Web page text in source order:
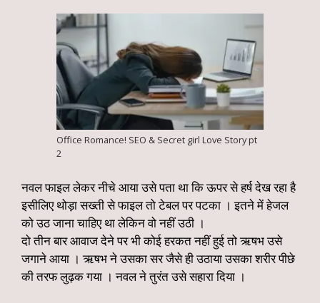
Office Romance! SEO & Secret girl Love Story pt
2
नवल फाइल लेकर नीचे आया उसे पता था कि ऊपर से हर्ष देख रहा है
इसीलिए थोड़ा सख्ती से फाइल तो टेबल पर पटका । इतने में हेजल
को उठ जाना चाहिए था लेकिन वो नहीं उठी ।
दो तीन बार आवाज देने पर भी कोई हरकत नहीं हुई तो ऋषभ उसे
जगाने आया । ऋषभ ने उसका सर जैसे ही उठाया उसका शरीर पीछे
की तरफ लुढ़क गया । नवल ने तुरंत उसे सहारा दिया ।